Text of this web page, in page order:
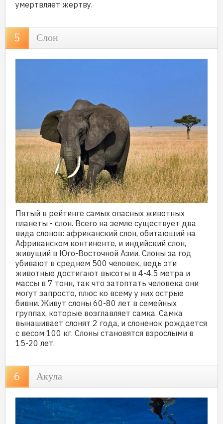
умертвляет жертву.
Слон
Пятый в рейтинге самых опасных животных
планеты - слон. Всего на земле существует два
вида слонов: африканский слон, обитающий на
Африканском континенте, и индийский слон,
живущий в Юго-Восточной Азии. Слоны за год
убивают в среднем 500 человек, ведь эти
животные достигают высоты в 4-4.5 метра и
массы в 7 тонн, так что затоптать человека они
могут запросто, плюс ко всему у них острые
бивни. Живут слоны 60-80 лет в семейных
группах, которые возглавляет самка. Самка
вынашивает слонят 2 года, и слоненок рождается
с весом 100 кг. Слоны становятся взрослыми в
15-20 лет.
Акула